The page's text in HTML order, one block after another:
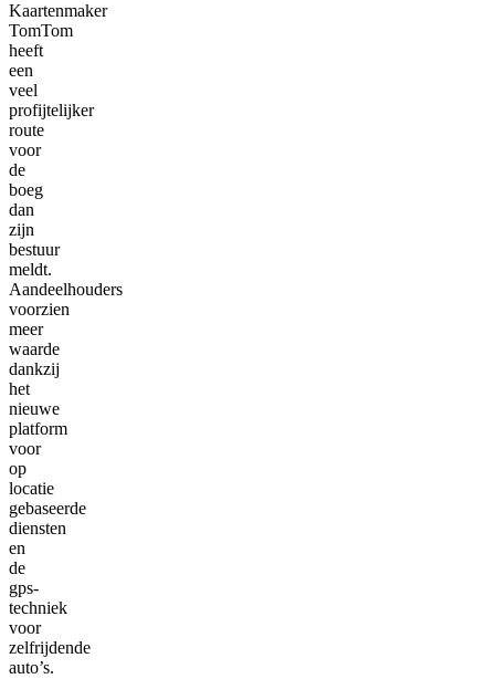
Kaartenmaker
TomTom
heeft
een
veel
profijtelijker
route
voor
de
boeg
dan
zijn
bestuur
meldt.
Aandeelhouders
voorzien
meer
waarde
dankzij
het
nieuwe
platform
voor
op
locatie
gebaseerde
diensten
en
de
gps-
techniek
voor
zelfrijdende
auto’s.